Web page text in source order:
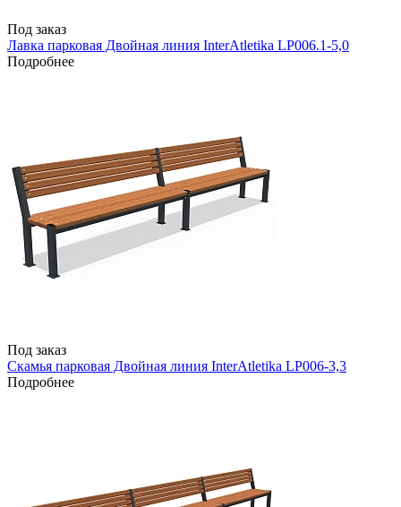
Под заказ
Лавка парковая Двойная линия InterAtletika LP006.1-5,0
Подробнее
Под заказ
Скамья парковая Двойная линия InterAtletika LP006-3,3
Подробнее